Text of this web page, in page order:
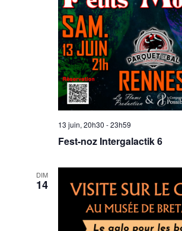
13 juin, 20h30 -23h59
Fest-noz Intergalactik 6
DIM
14